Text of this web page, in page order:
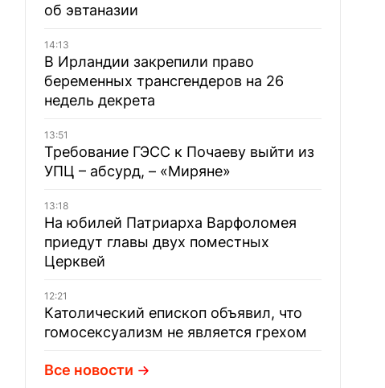
об эвтаназии
14:13
В Ирландии закрепили право
беременных трансгендеров на 26
недель декрета
13:51
Требование ГЭСС к Почаеву выйти из
УПЦ – абсурд, – «Миряне»
13:18
На юбилей Патриарха Варфоломея
приедут главы двух поместных
Церквей
12:21
Католический епископ объявил, что
гомосексуализм не является грехом
Все новости